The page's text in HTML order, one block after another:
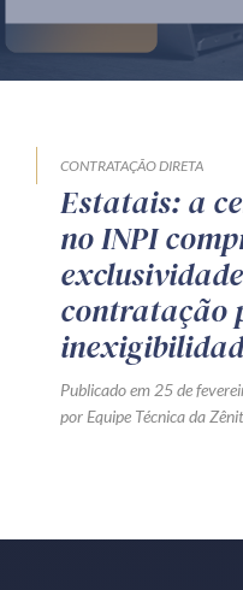
CONTRATAÇÃO DIRETA
Estatais: a
no INPI
contratação
Publicado em 25 de
por Equipe Técnica da